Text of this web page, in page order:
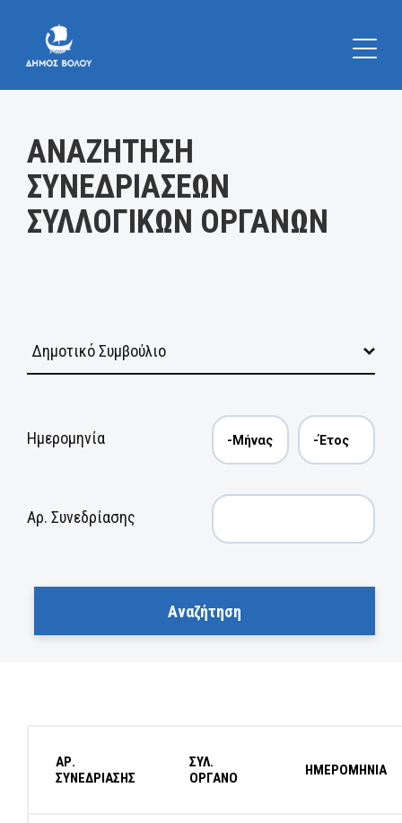
ΑΝΑΖΗΤΗΣΗ
ΣΥΝΕΔΡΙΑΣΕΩΝ
ΣΥΛΛΟΓΙΚΩΝ ΟΡΓΑΝΩΝ
Ημερομηνία
Αρ. Συνεδρίασης
ΑΡ.
ΣΥΝΕΔΡΙΑΣΗΣ
ΣΥΛ.
ΟΡΓΑΝΟ
ΗΜΕΡΟΜΗΝΙΑ